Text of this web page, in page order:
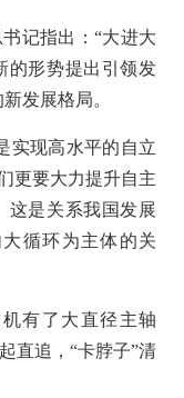
记指出：“大进大
的形势提出引领发
发展格局。
实现高水平的自立
更要大力提升自主
这是关系我国发展
循环为主体的关
有了大直径主轴
直追，“卡脖子”清